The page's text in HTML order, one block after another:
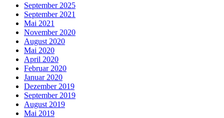
September 2025
September 2021
Mai 2021
November 2020
August 2020
Mai 2020
April 2020
Februar 2020
Januar 2020
Dezember 2019
September 2019
August 2019
Mai 2019